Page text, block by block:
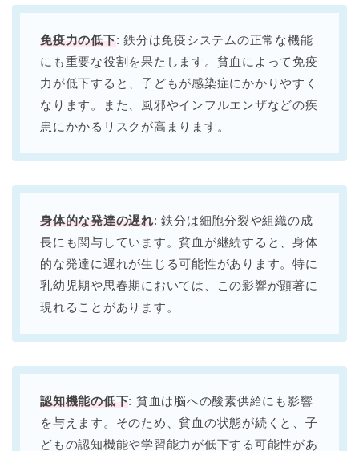
免疫力の低下: 鉄分は免疫システムの正常な機能
にも重要な役割を果たします。貧血によって免疫
力が低下すると、子どもが感染症にかかりやすく
なります。また、風邪やインフルエンザなどの疾
患にかかるリスクが高まります。
身体的な発達の遅れ: 鉄分は細胞分裂や組織の成
長にも関与しています。貧血が継続すると、身体
的な発達に遅れが生じる可能性があります。特に
乳幼児期や思春期においては、この影響が顕著に
現れることがあります。
認知機能の低下: 貧血は脳への酸素供給にも影響
を与えます。そのため、貧血の状態が続くと、子
どもの認知機能や学習能力が低下する可能性があ